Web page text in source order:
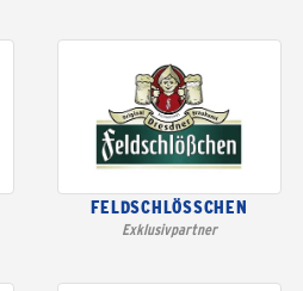
FELDSCHLÖSSCHEN
Exklusivpartner